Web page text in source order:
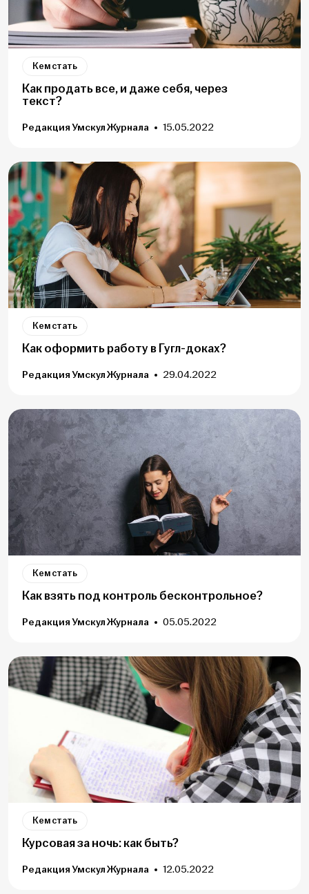
Кем стать
Как продать все, и даже себя, через
текст?
Редакция Умскул Журнала 15.05.2022
Кем стать
Как оформить работу в Гугл-доках?
Редакция Умскул Журнала 29.04.2022
Кем стать
Как взять под контроль бесконтрольное?
Редакция Умскул Журнала 05.05.2022
Кем стать
Курсовая за ночь: как быть?
Редакция Умскул Журнала 12.05.2022